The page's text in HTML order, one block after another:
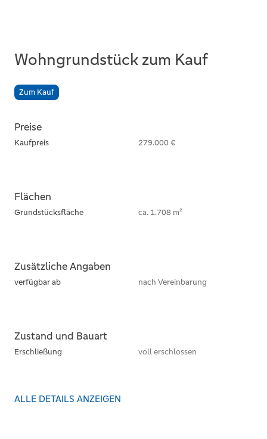
Wohngrundstück zum Kauf
Zum Kauf
Preise
Kaufpreis 279.000 €
Flächen
Grundstücksfläche ca. 1.708 m²
Zusätzliche Angaben
verfügbar ab nach Vereinbarung
Zustand und Bauart
Erschließung voll erschlossen
ALLE DETAILS ANZEIGEN